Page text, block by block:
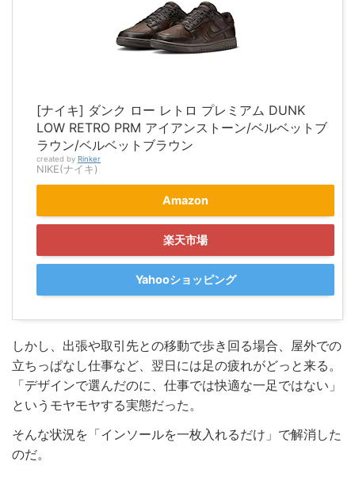
[ナイキ] ダンク ロー レトロ プレミアム DUNK
LOW RETRO PRM アイアンストーン/ベルベットブ
ラウン/ベルベットブラウン
created by Rinker
NIKE(ナイキ)
Amazon
楽天市場
Yahooショッピング
しかし、出張や取引先との移動で歩き回る場合、屋外での
立ちっぱなし仕事など、翌日には足の疲れがどっと来る。
「デザインで選んだのに、仕事では快適な一足ではない」
というモヤモヤする実態だった。
そんな状況を「インソールを一枚入れるだけ」で解消した
のだ。